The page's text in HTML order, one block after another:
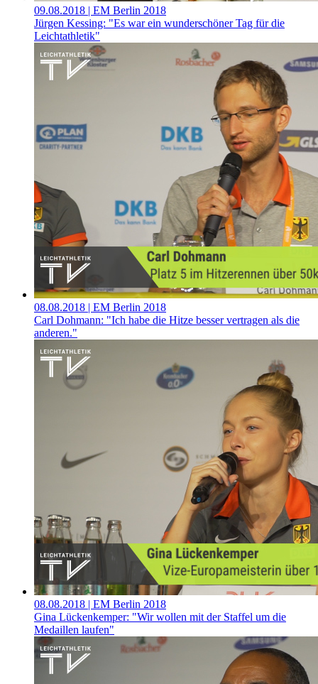
09.08.2018 | EM Berlin 2018
Jürgen Kessing: "Es war ein wunderschöner Tag für die
Leichtathletik"
08.08.2018 | EM Berlin 2018
Carl Dohmann: "Ich habe die Hitze besser vertragen als die
anderen."
08.08.2018 | EM Berlin 2018
Gina Lückenkemper: "Wir wollen mit der Staffel um die
Medaillen laufen"